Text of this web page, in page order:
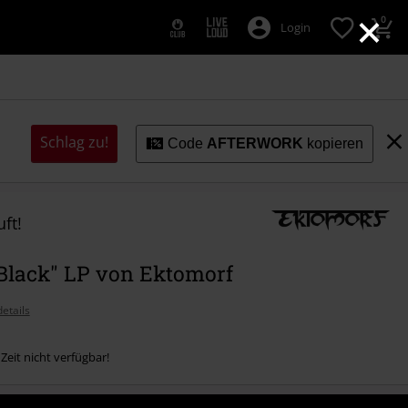
×
Login 0
Schlag zu! Code AFTERWORK kopieren
LP von Ektomorf
nicht verfügbar!